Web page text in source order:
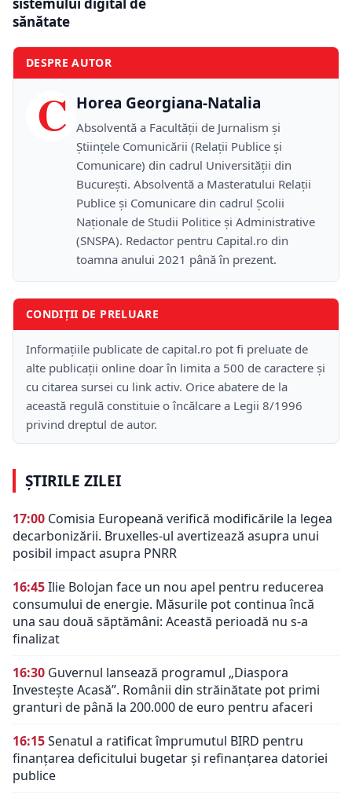
sănătate
DESPRE AUTOR
C Horea Georgiana-Natalia
Absolventă a Facultății de Jurnalism și
Științele Comunicării (Relații Publice și
Comunicare) din cadrul Universității din
București. Absolventă a Masteratului Relații
Publice și Comunicare din cadrul Școlii
Naţionale de Studii Politice și Administrative
(SNSPA). Redactor pentru Capital.ro din
toamna anului 2021 până în prezent.
CONDIȚII DE PRELUARE
Informațiile publicate de capital.ro pot fi preluate de
alte publicații online doar în limita a 500 de caractere și
cu citarea sursei cu link activ. Orice abatere de la
această regulă constituie o încălcare a Legii 8/1996
privind dreptul de autor.
ȘTIRILE ZILEI
17:00 Comisia Europeană verifică modificările la legea
decarbonizării. Bruxelles-ul avertizează asupra unui
posibil impact asupra PNRR
16:45Ilie Bolojan face un nou apel pentru reducerea
consumului de energie. Măsurile pot continua încă
una sau două săptămâni: Această perioadă nu s-a
finalizat
16:30 Guvernul lansează programul „Diaspora
Investește Acasă”. Românii din străinătate pot primi
granturi de până la 200.000 de euro pentru afaceri
16:15Senatul a ratificat împrumutul BIRD pentru
finanțarea deficitului bugetar și refinanțarea datoriei
publice